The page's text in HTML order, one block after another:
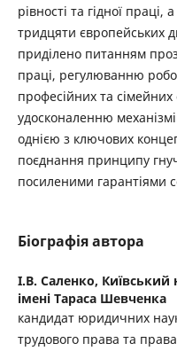
рівності та гідної
тридцяти європейських
приділено питанням
праці, регулюванню
професійних та сімейних
удосконаленню
однією з ключових
поєднання принципу
посиленими гарантіями
Біографія автора
І.В. Саленко, Київський
імені Тараса Шевченка
кандидат юридичних
трудового права та